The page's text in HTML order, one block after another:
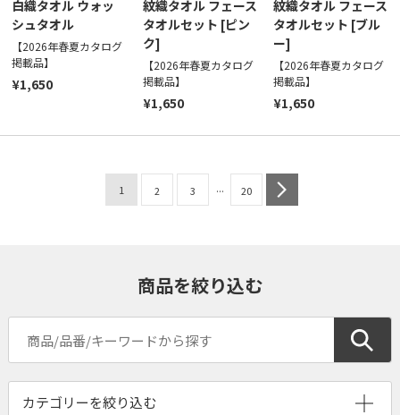
白織タオル ウォッ
シュタオル
【2026年春夏カタログ
掲載品】
¥1,650
紋織タオル フェース
タオルセット [ピン
ク]
【2026年春夏カタログ
掲載品】
¥1,650
紋織タオル フェース
タオルセット [ブル
ー]
【2026年春夏カタログ
掲載品】
¥1,650
1 2 3 ... 20
商品を絞り込む